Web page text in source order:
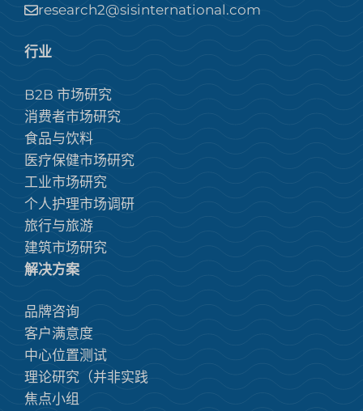
research2@sisinternational.com
行业
B2B 市场研究
消费者市场研究
食品与饮料
医疗保健市场研究
工业市场研究
个人护理市场调研
旅行与旅游
建筑市场研究
解决方案
品牌咨询
客户满意度
中心位置测试
理论研究（并非实践
焦点小组